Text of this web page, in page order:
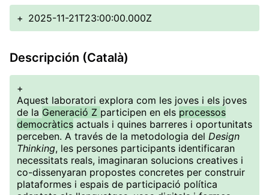
+ 2025-11-21T23:00:00.000Z
Descripción (Català)
+
Aquest laboratori explora com les joves i els joves
de la Generació Z participen en els processos
democràtics actuals i quines barreres i oportunitats
perceben. A través de la metodologia del Design
Thinking, les persones participants identificaran
necessitats reals, imaginaran solucions creatives i
co-dissenyaran propostes concretes per construir
plataformes i espais de participació política